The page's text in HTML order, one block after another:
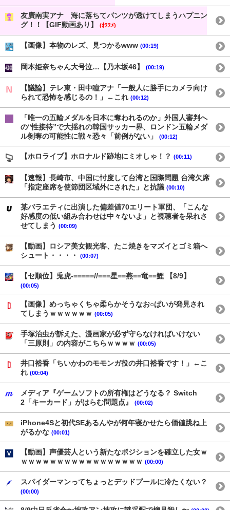
友廣南実アナ 海に落ちてパンツが透けてしまうハプニン
グ！！【GIF動画あり】
(ｵﾇﾇﾒ)
【画像】本物のレズ、見つかるwww (00:19)
岡本姫奈ちゃん大号泣…【乃木坂46】 (00:19)
【議論】テレ東・田中瞳アナ「一般人に勝手にカメラ向け
られて恐怖を感じるの！」←これ (00:12)
「唯一の五輪メダルを日本に奪われるのか」外国人審判へ
の“性接待”で大揺れの韓国サッカー界、ロンドン五輪メダ
ル剝奪の可能性に戦々恐々「前例がない」
(00:12)
【ホロライブ】ホロナルド跡地にミオしゃ！？ (00:11)
【速報】長崎市、中国に忖度して台湾と国際問題 台湾欠席
「指定座席を使節団区域外にされた」と抗議 (00:10)
某バラエティに出演した偏差値70エリート軍団、「こんな
好感度の低い組み合わせは中々ないよ」と視聴者を呆れさ
せてしまう (00:09)
【動画】ロシア美女観光客、たこ焼きをマズイとゴミ箱へ
シュート・・・・
(00:07)
【セ順位】兎虎-=====//===星==燕==竜==鯉 【8/9】
(00:05)
【画像】めっちゃくちゃ柔らかそうなお○ぱいが発見され
てしまうｗｗｗｗｗｗ (00:05)
手塚治虫が訴えた、漫画家が必ず守らなければいけない
「三原則」の内容がこちらｗｗｗｗ (00:05)
井口裕香「ちいかわのモモンガ役の井口裕香です！」←こ
れ (00:04)
メディア『ゲームソフトの所有権はどうなる？ Switch
2「キーカード」がはらむ問題点』
(00:02)
iPhone4Sと初代SEあるんやが何年寝かせたら価値跳ね上
がるかな (00:01)
【動画】声優芸人という新たなポジションを確立した女ｗ
ｗｗｗｗｗｗｗｗｗｗｗｗｗｗｗｗｗ (00:00)
スパイダーマンってちょっとデッドプールに冷たくない？
(00:00)